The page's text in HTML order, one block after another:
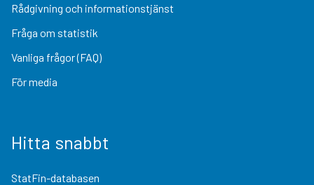
Rådgivning och informationstjänst
Fråga om statistik
Vanliga frågor (FAQ)
För media
Hitta snabbt
StatFin-databasen